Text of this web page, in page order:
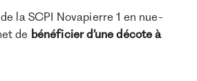
la SCPI Novapierre 1 en nue-
de bénéficier d’une décote à